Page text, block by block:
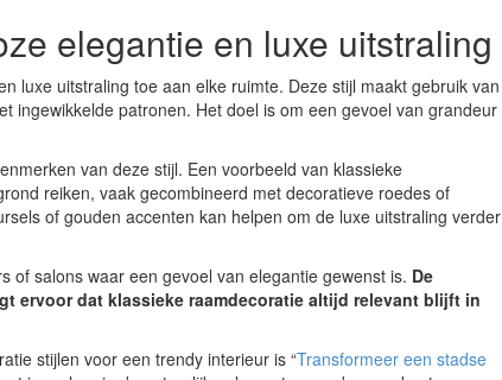
elegantie en luxe uitstraling
luxe uitstraling toe aan elke ruimte. Deze stijl maakt gebruik van
ingewikkelde patronen. Het doel is om een gevoel van grandeur
van deze stijl. Een voorbeeld van klassieke
reiken, vaak gecombineerd met decoratieve roedes of
of gouden accenten kan helpen om de luxe uitstraling verder
of salons waar een gevoel van elegantie gewenst is. De
ervoor dat klassieke raamdecoratie altijd relevant blijft in
stijlen voor een trendy interieur is “Transformeer een stadse